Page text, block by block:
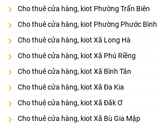
Cho thuê cửa hàng, kiot Phường Trấn Biên
Cho thuê cửa hàng, kiot Phường Phước Bình
Cho thuê cửa hàng, kiot Xã Long Hà
Cho thuê cửa hàng, kiot Xã Phú Riềng
Cho thuê cửa hàng, kiot Xã Bình Tân
Cho thuê cửa hàng, kiot Xã Đa Kia
Cho thuê cửa hàng, kiot Xã Đăk Ơ
Cho thuê cửa hàng, kiot Xã Bù Gia Mập